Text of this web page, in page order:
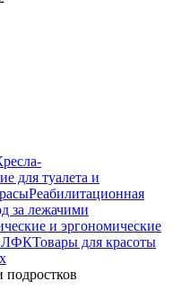
для туалета и
Реабилитационная
за лежачими
и эргономические
ЛФКТовары для красоты